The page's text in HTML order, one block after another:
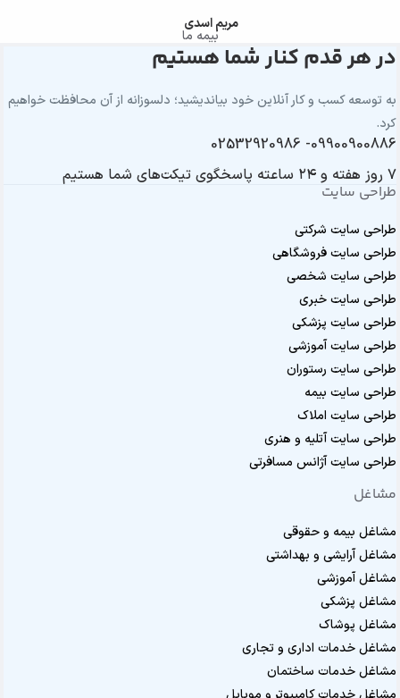
مریم اسدی
بیمه ما
در هر قدم کنار شما هستیم
به توسعه کسب و کار آنلاین خود بیاندیشید؛ دلسوزانه از آن محافظت خواهیم
کرد.
09900900886- 02532920986
۷ روز هفته و ۲۴ ساعته پاسخگوی تیکت‌های شما هستیم
طراحی سایت
طراحی سایت شرکتی
طراحی سایت فروشگاهی
طراحی سایت شخصی
طراحی سایت خبری
طراحی سایت پزشکی
طراحی سایت آموزشی
طراحی سایت رستوران
طراحی سایت بیمه
طراحی سایت املاک
طراحی سایت آتلیه و هنری
طراحی سایت آژانس مسافرتی
مشاغل
مشاغل بیمه و حقوقی
مشاغل آرایشی و بهداشتی
مشاغل آموزشی
مشاغل پزشکی
مشاغل پوشاک
مشاغل خدمات اداری و تجاری
مشاغل خدمات ساختمان